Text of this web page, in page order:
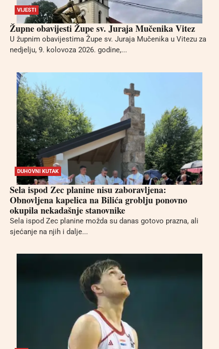
VIJESTI
Župne obavijesti Župe sv. Juraja Mučenika Vitez
U župnim obavijestima Župe sv. Juraja Mučenika u Vitezu za
nedjelju, 9. kolovoza 2026. godine,...
DUHOVNI KUTAK
Sela ispod Zec planine nisu zaboravljena:
Obnovljena kapelica na Bilića groblju ponovno
okupila nekadašnje stanovnike
Sela ispod Zec planine možda su danas gotovo prazna, ali
sjećanje na njih i dalje...